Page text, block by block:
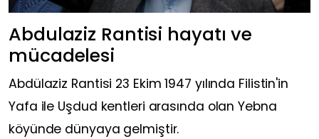
Abdulaziz Rantisi hayatı ve
mücadelesi
Abdülaziz Rantisi 23 Ekim 1947 yılında Filistin'in
Yafa ile Uşdud kentleri arasında olan Yebna
köyünde dünyaya gelmiştir.